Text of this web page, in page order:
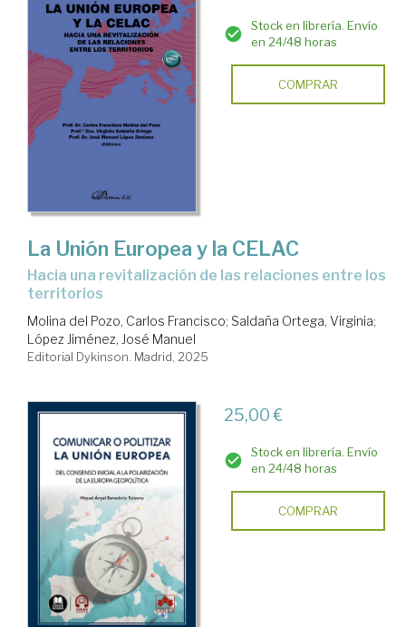
Stock en librería. Envío
en 24/48 horas
COMPRAR
La Unión Europea y la CELAC
Hacia una revitalización de las relaciones entre los
territorios
Molina del Pozo, Carlos Francisco; Saldaña Ortega, Virginia;
López Jiménez, José Manuel
Editorial Dykinson. Madrid, 2025
25,00 €
Stock en librería. Envío
en 24/48 horas
COMPRAR